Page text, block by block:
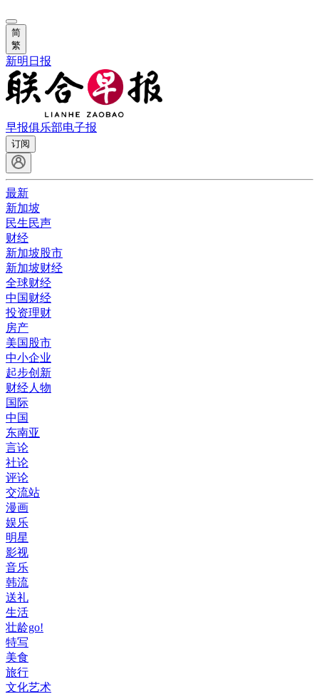
简
繁
新明日报
早报俱乐部电子报
订阅
最新
新加坡
民生民声
财经
新加坡股市
新加坡财经
全球财经
中国财经
投资理财
房产
美国股市
中小企业
起步创新
财经人物
国际
中国
东南亚
言论
社论
评论
交流站
漫画
娱乐
明星
影视
音乐
韩流
送礼
生活
壮龄go!
特写
美食
旅行
文化艺术